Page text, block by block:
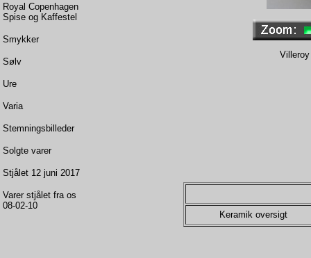
Royal Copenhagen
Spise og Kaffestel
Smykker
Sølv
Ure
Varia
Stemningsbilleder
Solgte varer
Stjålet 12 juni 2017
Varer stjålet fra os
08-02-10
Keramik oversigt